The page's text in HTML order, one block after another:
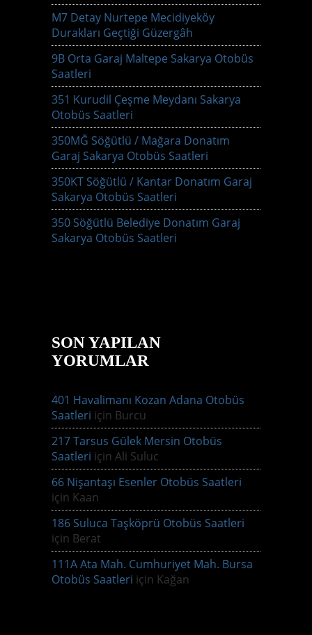
M7 Detay Nurtepe Mecidiyeköy
Durakları Geçtiği Güzergâh
9B Orta Garaj Maltepe Sakarya Otobüs
Saatleri
351 Kurudil Çeşme Meydanı Sakarya
Otobüs Saatleri
350MĞ Söğütlü / Mağara Donatım
Garaj Sakarya Otobüs Saatleri
350KT Söğütlü / Kantar Donatım Garaj
Sakarya Otobüs Saatleri
350 Söğütlü Belediye Donatım Garaj
Sakarya Otobüs Saatleri
SON YAPILAN
YORUMLAR
401 Havalimanı Kozan Adana Otobüs
Saatleri için Burcu
217 Tarsus Gülek Mersin Otobüs
Saatleri için Ali Suluc
66 Nişantaşı Esenler Otobüs Saatleri
için Kaan
186 Suluca Taşköprü Otobüs Saatleri
için Berat
111A Ata Mah. Cumhuriyet Mah. Bursa
Otobüs Saatleri için Kağan